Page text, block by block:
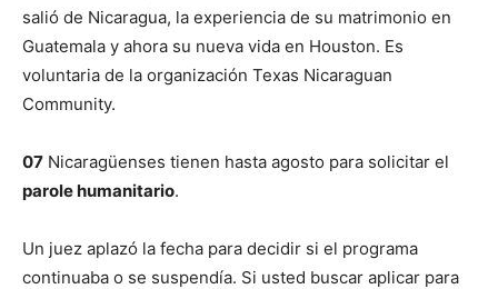
salió de Nicaragua, la experiencia de su matrimonio en
Guatemala y ahora su nueva vida en Houston. Es
voluntaria de la organización Texas Nicaraguan
Community.
07 Nicaragüenses tienen hasta agosto para solicitar el
parole humanitario.
Un juez aplazó la fecha para decidir si el programa
continuaba o se suspendía. Si usted buscar aplicar para